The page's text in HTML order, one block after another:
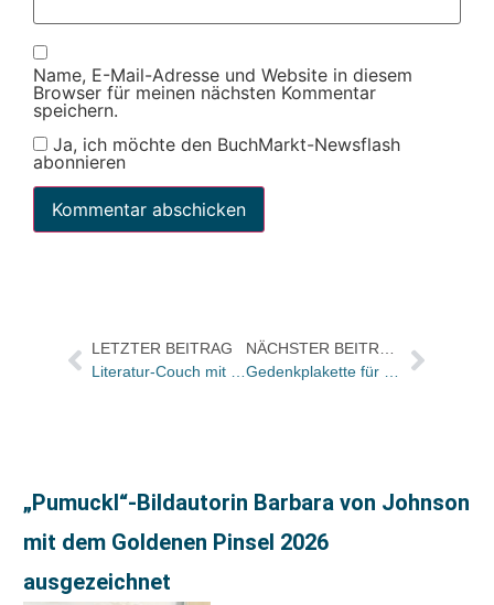
Name, E-Mail-Adresse und Website in diesem
Browser für meinen nächsten Kommentar
speichern.
Ja, ich möchte den BuchMarkt-Newsflash
abonnieren
LETZTER BEITRAG
„Pumuckl“-Bildautorin Barbara von Johnson
mit dem Goldenen Pinsel 2026
ausgezeichnet